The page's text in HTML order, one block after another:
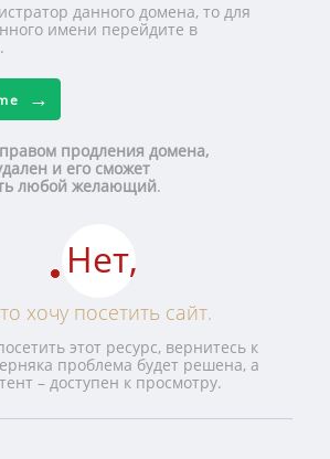
данного домена, то для
имени перейдите в
продления домена,
и его сможет
любой желающий.
Нет,
хочу посетить сайт.
этот ресурс, вернитесь к
проблема будет решена, а
– доступен к просмотру.